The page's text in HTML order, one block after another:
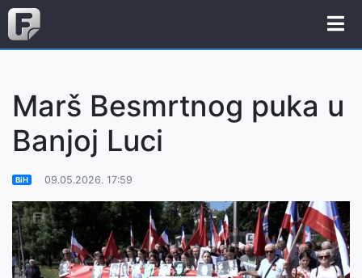
Marš Besmrtnog puka u
Banjoj Luci
BiH 09.05.2026. 17:59